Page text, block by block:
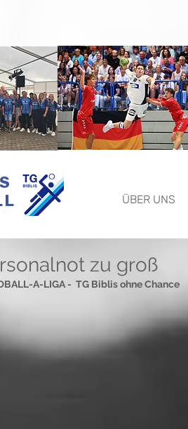
ÜBER UNS
zu groß
A-LIGA -  TG Biblis ohne Chance